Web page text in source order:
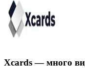
Xcards — много